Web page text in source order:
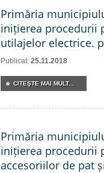
Primăria
inițierea procedurii
utilajelor electrice.
Publicat: 25.11.2018
CITEŞTE MAI MULT...
Primăria
inițierea procedurii
accesoriilor de pat